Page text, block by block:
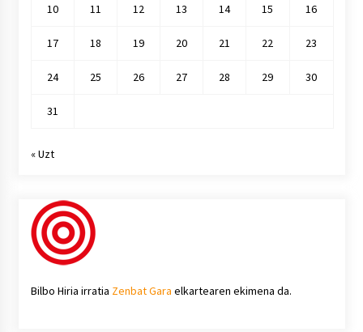
10 11 12 13 14 15 16
17 18 19 20 21 22 23
24 25 26 27 28 29 30
31
« Uzt
Bilbo Hiria irratia Zenbat Gara elkartearen ekimena da.